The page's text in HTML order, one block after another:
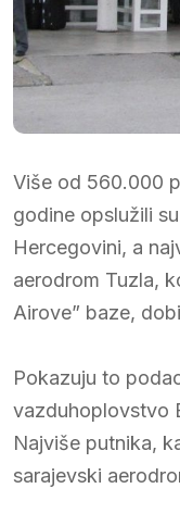
Više od 560.000
godine opslužili
Hercegovini, a
aerodrom Tuzla,
Airove” baze,
Pokazuju to
vazduhoplovstvo
Najviše putnika,
sarajevski